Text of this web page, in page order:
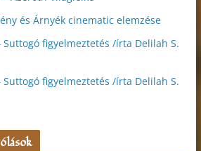
és Árnyék cinematic elemzése
figyelmeztetés /írta Delilah S.
figyelmeztetés /írta Delilah S.